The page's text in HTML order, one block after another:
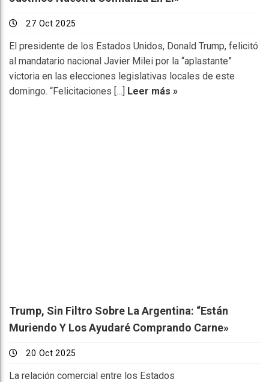
27 Oct 2025
El presidente de los Estados Unidos, Donald Trump, felicitó
al mandatario nacional Javier Milei por la “aplastante”
victoria en las elecciones legislativas locales de este
domingo. “Felicitaciones […] Leer más »
Trump, Sin Filtro Sobre La Argentina: “Están
Muriendo Y Los Ayudaré Comprando Carne»
20 Oct 2025
La relación comercial entre los Estados